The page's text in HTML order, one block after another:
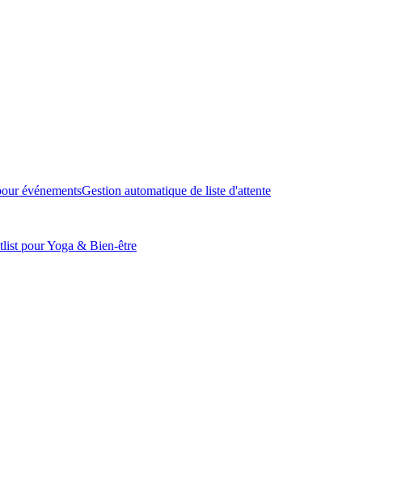
événementsGestion automatique de liste d'attente
pour Yoga & Bien-être